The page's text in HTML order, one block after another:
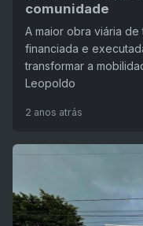
comunidade
A maior obra viária de
financiada e
transformar a
Leopoldo
2 anos atrás